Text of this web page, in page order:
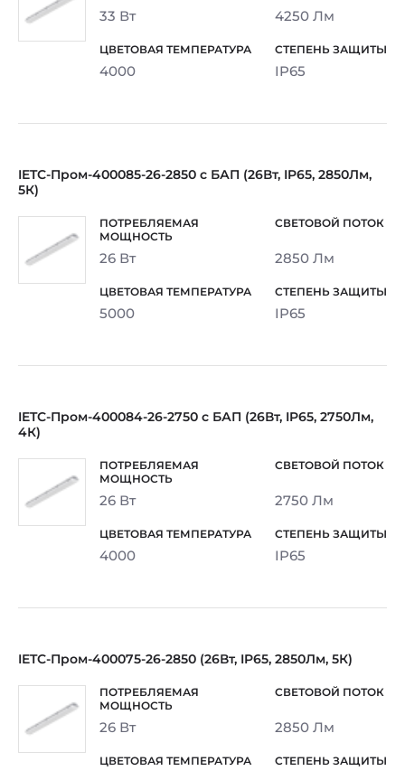
33 Вт 4250 Лм
4000 IP65
IETC-Пром-400085-26-2850 с БАП (26Вт, IP65, 2850Лм,
5К)
26 Вт 2850 Лм
5000 IP65
IETC-Пром-400084-26-2750 с БАП (26Вт, IP65, 2750Лм,
4К)
26 Вт 2750 Лм
4000 IP65
IETC-Пром-400075-26-2850 (26Вт, IP65, 2850Лм, 5К)
26 Вт 2850 Лм